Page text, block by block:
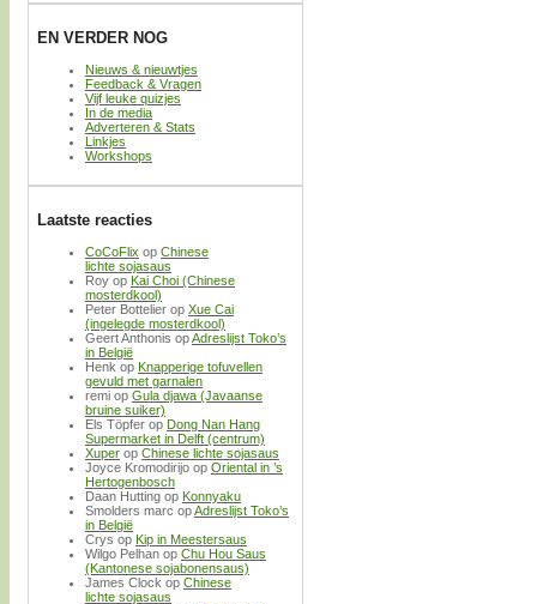
EN VERDER NOG
Nieuws & nieuwtjes
Feedback & Vragen
Vijf leuke quizjes
In de media
Adverteren & Stats
Linkjes
Workshops
Laatste reacties
CoCoFlix op Chinese
lichte sojasaus
Roy op Kai Choi (Chinese
mosterdkool)
Peter Bottelier op Xue Cai
(ingelegde mosterdkool)
Geert Anthonis opAdreslijst Toko’s
in België
Henk op Knapperige tofuvellen
gevuld met garnalen
remi op Gula djawa (Javaanse
bruine suiker)
Els Töpfer op Dong Nan Hang
Supermarket in Delft (centrum)
Xuper op Chinese lichte sojasaus
Joyce Kromodirijo op Oriental in ’s
Hertogenbosch
Daan Hutting op Konnyaku
Smolders marc opAdreslijst Toko’s
in België
Crys op Kip in Meestersaus
Wilgo Pelhan op Chu Hou Saus
(Kantonese sojabonensaus)
James Clock op Chinese
lichte sojasaus